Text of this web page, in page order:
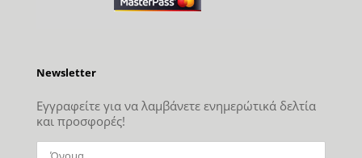
Newsletter
Εγγραφείτε για να λαμβάνετε ενημερώτικά δελτία
και προσφορές!